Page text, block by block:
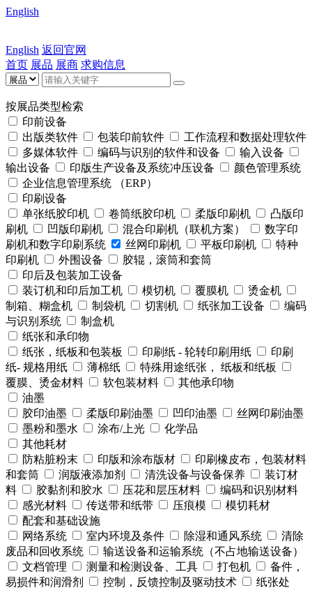
English
English 返回官网
首页 展品 展商 求购信息
按展品类型检索
印前设备
出版类软件
包装印前软件
工作流程和数据处理软件
多媒体软件
编码与识别的软件和设备
输入设备
输出设备
印版生产设备及系统冲压设备
颜色管理系统
企业信息管理系统 （ERP）
印刷设备
单张纸胶印机
卷筒纸胶印机 柔版印刷机
凸版印
刷机
凹版印刷机 混合印刷机（联机方案）
数字印
刷机和数字印刷系统
丝网印刷机 平板印刷机
特种
印刷机
外围设备
胶辊，滚筒和套筒
印后及包装加工设备
装订机和印后加工机
模切机 覆膜机
烫金机
制箱、糊盒机
制袋机 切割机 纸张加工设备
编码
与识别系统
制盒机
纸张和承印物
纸张，纸板和包装板
印刷纸 - 轮转印刷用纸
印刷
纸- 规格用纸
薄棉纸
特殊用途纸张， 纸板和纸板
覆膜、烫金材料
软包装材料
其他承印物
油墨
胶印油墨
柔版印刷油墨 凹印油墨
丝网印刷油墨
墨粉和墨水
涂布/上光
化学品
其他耗材
防粘脏粉末
印版和涂布版材
印刷橡皮布，包装材料
和套筒
润版液添加剂 清洗设备与设备保养
装订材
料
胶黏剂和胶水 压花和层压材料
编码和识别材料
感光材料
传送带和纸带 压痕模
模切耗材
配套和基础设施
网络系统
室内环境及条件 除湿和通风系统
清除
废品和回收系统
输送设备和运输系统（不占地输送设备）
文档管理
测量和检测设备、工具 打包机
备件，
易损件和润滑剂
控制，反馈控制及驱动技术
纸张处